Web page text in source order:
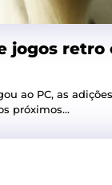
jogos retro
ao PC, as
próximos...